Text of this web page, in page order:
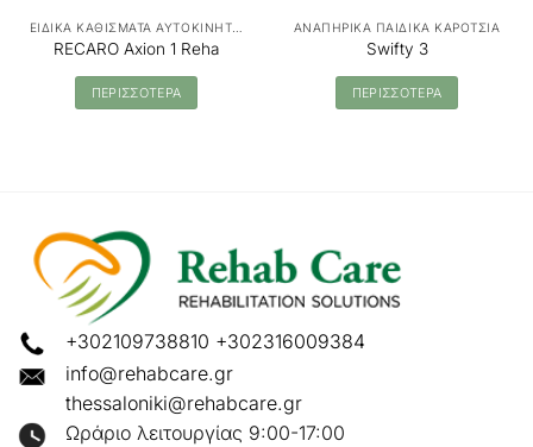
RECARO Axion 1 Reha
ΠΕΡΙΣΣΟΤΕΡΑ
ΑΝΑΠΗΡΙΚΑ ΠΑΙΔΙΚΑ ΚΑΡΟΤΣΙΑ
Swifty 3
ΠΕΡΙΣΣΟΤΕΡΑ
+302109738810 +302316009384
info@rehabcare.gr
thessaloniki@rehabcare.gr
Ωράριο λειτουργίας 9:00-17:00